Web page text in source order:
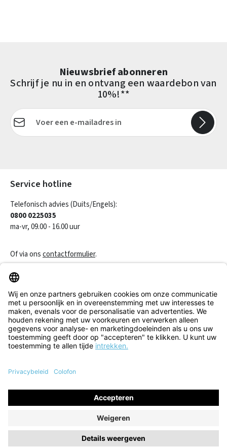
Nieuwsbrief abonneren
Schrijf je nu in en ontvang een waardebon van
10%!**
E-mailadres*
Service hotline
Telefonisch advies (Duits/Engels):
0800 0225035
ma-vr, 09.00 - 16.00 uur
Of via onscontactformulier.
Klantenservice
Informatie
Alle prijzen incl. btw plusverzendkosten
bezorgkosten, indien niet anders vermeld.